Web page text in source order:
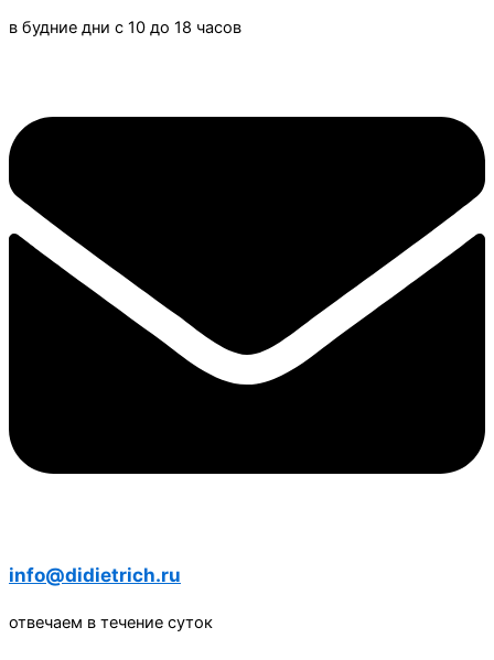
в будние дни с 10 до 18 часов
info@didietrich.ru
отвечаем в течение суток